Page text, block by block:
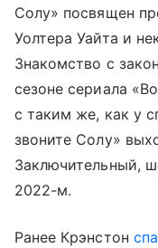
Солу» посвящен
Уолтера Уайта и
Знакомство с
сезоне сериала
с таким же, как у
звоните Солу»
Заключительный,
2022-м.
Ранее Крэнстон